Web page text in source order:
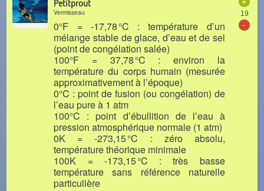
19
-
Petitprout
Vermisseau
0°F = -17,78 °C : température d’un
mélange stable de glace, d’eau et de sel
(point de congélation salée)
100°F = 37,78 °C : environ la
température du corps humain (mesurée
approximativement à l’époque)
0°C : point de fusion (ou congélation) de
l’eau pure à 1 atm
100°C : point d’ébullition de l’eau à
pression atmosphérique normale (1 atm)
0K = -273,15 °C : zéro absolu,
température théorique minimale
100K = -173,15 °C : très basse
température sans référence naturelle
particulière